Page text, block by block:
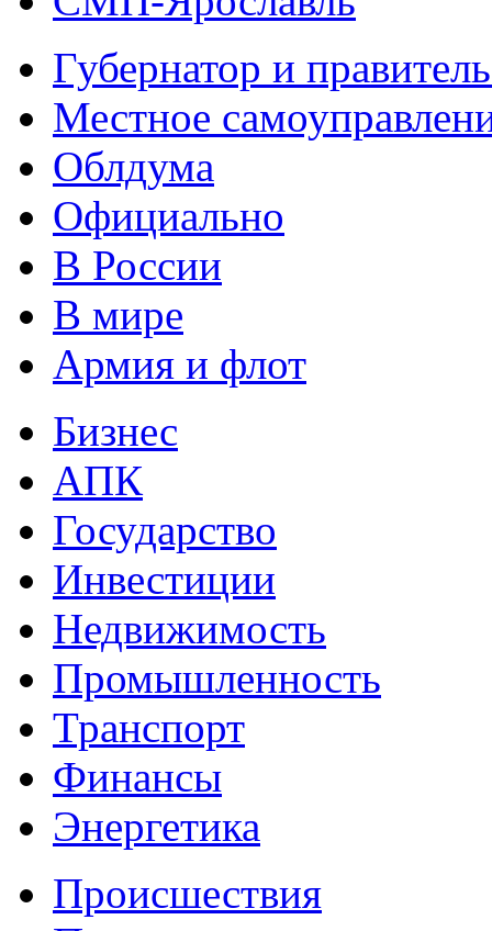
Губернатор и
Местное
Облдума
Официально
В России
В мире
Армия и флот
Бизнес
АПК
Государство
Инвестиции
Недвижимость
Промышленность
Транспорт
Финансы
Энергетика
Происшествия